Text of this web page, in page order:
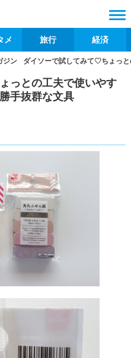
メ 旅行 経済
ジン ダイソーで試してみて♡ちょっ
っとの工夫で使いやす
手抜群な文具